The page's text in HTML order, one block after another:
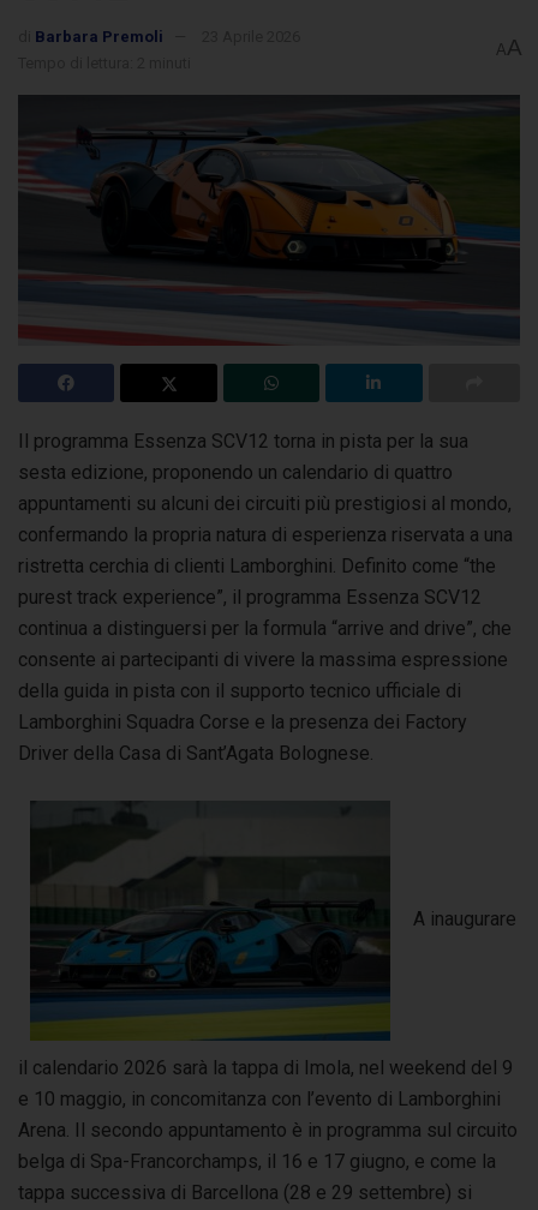
Barbara Premoli
AA
Il programma Essenza SCV12 torna in pista per la sua
sesta edizione, proponendo un calendario di quattro
appuntamenti su alcuni dei circuiti più prestigiosi al mondo,
confermando la propria natura di esperienza riservata a una
ristretta cerchia di clienti Lamborghini. Definito come “the
purest track experience”, il programma Essenza SCV12
continua a distinguersi per la formula “arrive and drive”, che
consente ai partecipanti di vivere la massima espressione
della guida in pista con il supporto tecnico ufficiale di
Lamborghini Squadra Corse e la presenza dei Factory
Driver della Casa di Sant’Agata Bolognese.
A inaugurare
il calendario 2026 sarà la tappa di Imola, nel weekend del 9
e 10 maggio, in concomitanza con l’evento di Lamborghini
Arena. Il secondo appuntamento è in programma sul circuito
belga di Spa-Francorchamps, il 16 e 17 giugno, e come la
tappa successiva di Barcellona (28 e 29 settembre) si